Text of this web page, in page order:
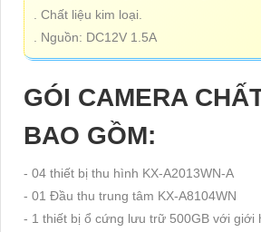
. Chất liệu kim loại.
. Nguồn: DC12V 1.5A
GÓI CAMERA
BAO GỒM:
- 04 thiết bị thu hình KX-A2013WN-A
- 01 Đầu thu trung tâm KX-A8104WN
- 1 thiết bị ổ cứng lưu trữ 500GB với giới